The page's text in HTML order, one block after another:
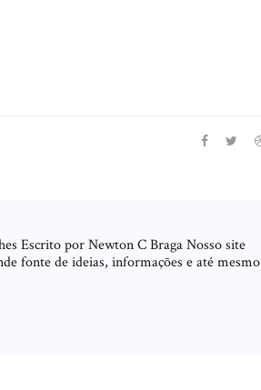
Escrito por Newton C Braga Nosso site
fonte de ideias, informações e até mesmo